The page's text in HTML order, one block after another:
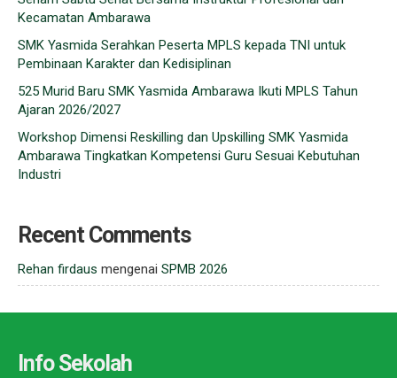
Kecamatan Ambarawa
SMK Yasmida Serahkan Peserta MPLS kepada TNI untuk
Pembinaan Karakter dan Kedisiplinan
525 Murid Baru SMK Yasmida Ambarawa Ikuti MPLS Tahun
Ajaran 2026/2027
Workshop Dimensi Reskilling dan Upskilling SMK Yasmida
Ambarawa Tingkatkan Kompetensi Guru Sesuai Kebutuhan
Industri
Recent Comments
Rehan firdaus mengenai SPMB 2026
Info Sekolah